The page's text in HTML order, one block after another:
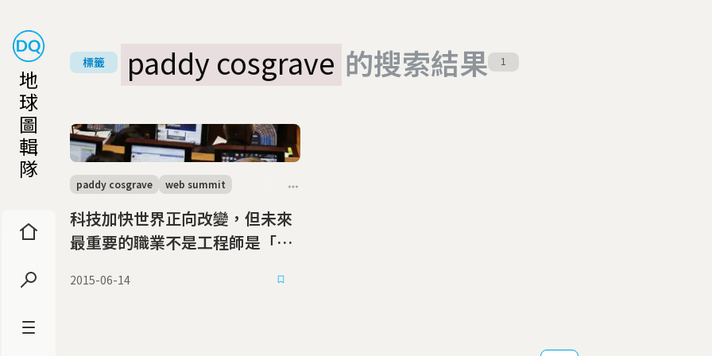
地
球
圖
輯
隊
標籤 paddy cosgrave 的搜索結果 1
科技加快世界正向改變，但未來
最重要的職業不是工程師是「哲
paddy cosgrave web summit
2015-06-14